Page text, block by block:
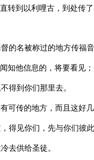
转到以利哩古，到处传了
的名被称过的地方传福
知他信息的，将要看见；
得到你们那里去。
可传的地方，而且这好
得见你们，先与你们彼
去供给圣徒。